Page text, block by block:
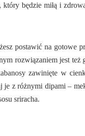
będzie miłą i
postawić na gotowe
rozwiązaniem jest też
zawinięte w
je z różnymi dipami –
sriracha.